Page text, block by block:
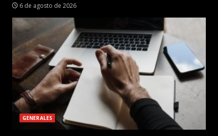
6 de agosto de 2026
GENERALES